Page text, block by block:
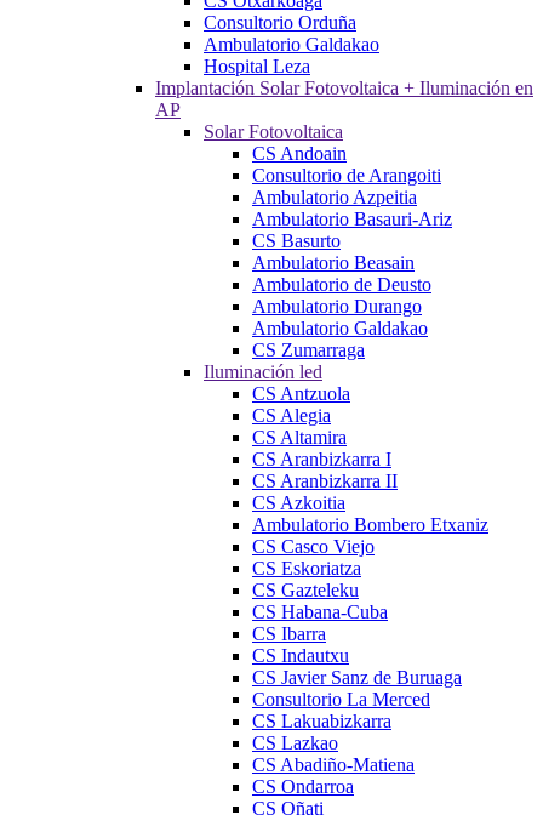
Consultorio Orduña
Ambulatorio Galdakao
Hospital Leza
Implantación Solar Fotovoltaica + Iluminación en
AP
Solar Fotovoltaica
CS Andoain
Consultorio de Arangoiti
Ambulatorio Azpeitia
Ambulatorio Basauri-Ariz
CS Basurto
Ambulatorio Beasain
Ambulatorio de Deusto
Ambulatorio Durango
Ambulatorio Galdakao
CS Zumarraga
Iluminación led
CS Antzuola
CS Alegia
CS Altamira
CS Aranbizkarra I
CS Aranbizkarra II
CS Azkoitia
Ambulatorio Bombero Etxaniz
CS Casco Viejo
CS Eskoriatza
CS Gazteleku
CS Habana-Cuba
CS Ibarra
CS Indautxu
CS Javier Sanz de Buruaga
Consultorio La Merced
CS Lakuabizkarra
CS Lazkao
CS Abadiño-Matiena
CS Ondarroa
CS Oñati